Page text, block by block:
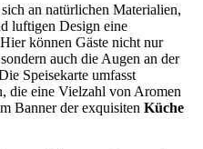
an natürlichen Materialien,
luftigen Design eine
können Gäste nicht nur
auch die Augen an der
Speisekarte umfasst
die eine Vielzahl von Aromen
Banner der exquisiten Küche